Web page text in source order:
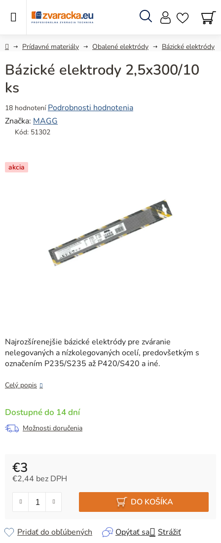
Hľadať
DomovPrídavné materiály Obalené elektródy Bázické elektródy
Najrozšírenejšie bázické elektródy pre zváranie
nelegovaných a nízkolegovaných ocelí, predovšetkým s
označením P235/S235 až P420/S420 a iné.
Celý popis
Dostupné do 14 dní
Možnosti doručenia
€3
€2,44 bez DPH
DO KOŠÍKA
Opýtať sa Strážiť
Pridať do obľúbených
Bázické elektrody 2,5x300/10
ks
Priemerné
hodnotenie
produktu
z
5
18 hodnotení Podrobnosti hodnotenia
Značka: MAGG
Kód: 51302
akcia